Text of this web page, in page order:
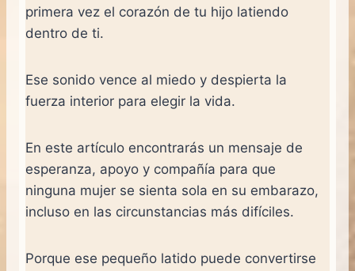
primera vez el corazón de tu hijo latiendo
dentro de ti.
Ese sonido vence al miedo y despierta la
fuerza interior para elegir la vida.
En este artículo encontrarás un mensaje de
esperanza, apoyo y compañía para que
ninguna mujer se sienta sola en su embarazo,
incluso en las circunstancias más difíciles.
Porque ese pequeño latido puede convertirse